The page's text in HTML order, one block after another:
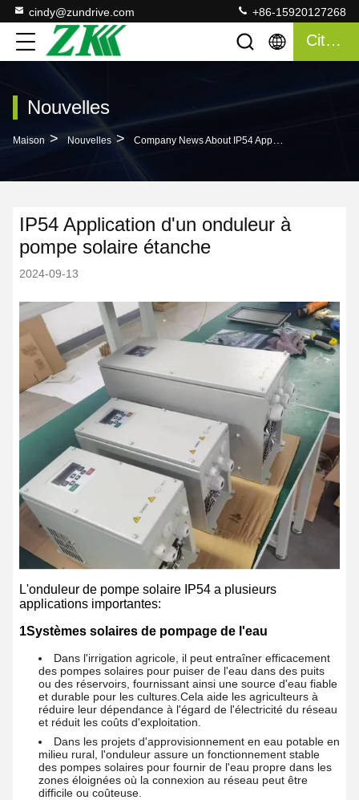
cindy@zundrive.com +86-15920127268
Citation
Nouvelles
Maison > Nouvelles > Company News About IP54 Application D'un Onduleur À Pompe Solaire Étanche
IP54 Application d'un onduleur à
pompe solaire étanche
2024-09-13
L'onduleur de pompe solaire IP54 a plusieurs
applications importantes:
1Systèmes solaires de pompage de l'eau
Dans l'irrigation agricole, il peut entraîner efficacement
des pompes solaires pour puiser de l'eau dans des puits
ou des réservoirs, fournissant ainsi une source d'eau fiable
et durable pour les cultures.Cela aide les agriculteurs à
réduire leur dépendance à l'égard de l'électricité du réseau
et réduit les coûts d'exploitation.
Dans les projets d'approvisionnement en eau potable en
milieu rural, l'onduleur assure un fonctionnement stable
des pompes solaires pour fournir de l'eau propre dans les
zones éloignées où la connexion au réseau peut être
difficile ou coûteuse.